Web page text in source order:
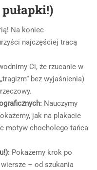
Na koniec
najczęściej tracą
Ci, że rzucanie w
bez wyjaśnienia)
Nauczymy
jak na plakacie
motyw chocholego tańca
Pokażemy krok po
– od szukania